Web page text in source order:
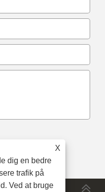
X
dig en bedre
trafik på
Ved at bruge